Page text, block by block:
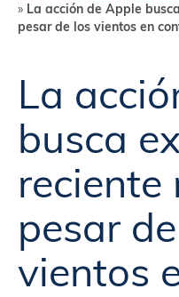
» La acción de Apple
pesar de los vientos en
La
busca
reciente
pesar
vientos